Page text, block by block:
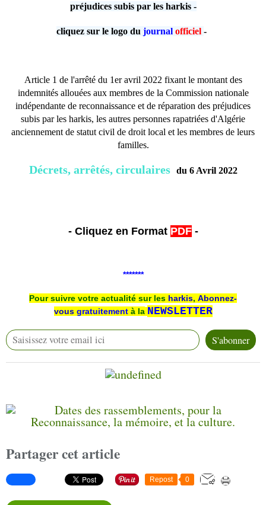
préjudices subis par les harkis -
cliquez sur le logo du journal officiel -
Article 1 de l'arrêté du 1er avril 2022 fixant le montant des
indemnités allouées aux membres de la Commission nationale
indépendante de reconnaissance et de réparation des préjudices
subis par les harkis, les autres personnes rapatriées d'Algérie
anciennement de statut civil de droit local et les membres de leurs
familles.
Décrets, arrêtés, circulaires du 6 Avril 2022
- Cliquez en Format PDF-
*******
Pour suivre votre actualité sur les harkis, Abonnez-
vous gratuitement à la NEWSLETTER
Partager cet article
Repost 0